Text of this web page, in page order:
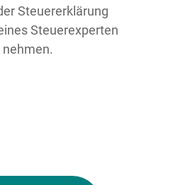
Steuererklärung
Steuerexperten